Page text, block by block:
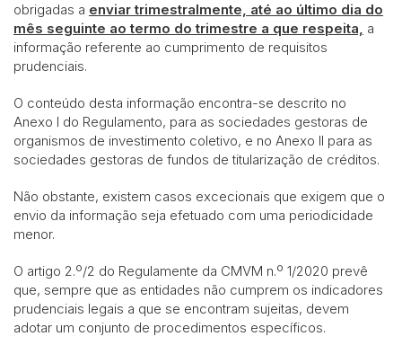
obrigadas a enviar trimestralmente, até ao último dia do
mês seguinte ao termo do trimestre a que respeita, a
informação referente ao cumprimento de requisitos
prudenciais.
O conteúdo desta informação encontra-se descrito no
Anexo I do Regulamento, para as sociedades gestoras de
organismos de investimento coletivo, e no Anexo II para as
sociedades gestoras de fundos de titularização de créditos.
Não obstante, existem casos excecionais que exigem que o
envio da informação seja efetuado com uma periodicidade
menor.
O artigo 2.º/2 do Regulamente da CMVM n.º 1/2020 prevê
que, sempre que as entidades não cumprem os indicadores
prudenciais legais a que se encontram sujeitas, devem
adotar um conjunto de procedimentos específicos.